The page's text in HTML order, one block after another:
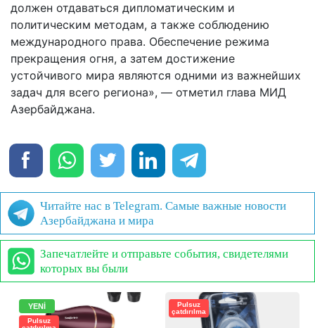
должен отдаваться дипломатическим и
политическим методам, а также соблюдению
международного права. Обеспечение режима
прекращения огня, а затем достижение
устойчивого мира являются одними из важнейших
задач для всего региона», — отметил глава МИД
Азербайджана.
Читайте нас в Telegram. Самые важные новости
Азербайджана и мира
Запечатлейте и отправьте события, свидетелями
которых вы были